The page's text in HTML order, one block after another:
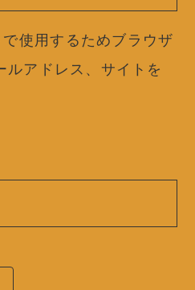
使用するためブラウザ
ルアドレス、サイトを